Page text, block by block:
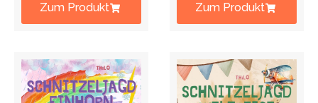
Zum Produkt Zum Produkt